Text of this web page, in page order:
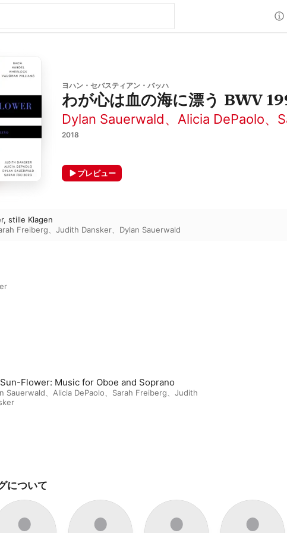
ヨハン・セバスティアン・バッハ
わが心は血の海に漂う BWV
Dylan Sauerwald、 Alicia DePaolo、
2018
プレビュー
stille Klagen
Freiberg Judith Dansker Dylan Sauerwald
Flower: Music for Oboe and Soprano
Sauerwald Alicia DePaolo Sarah Freiberg
Judith
について